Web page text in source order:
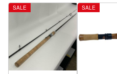
SALE SALE